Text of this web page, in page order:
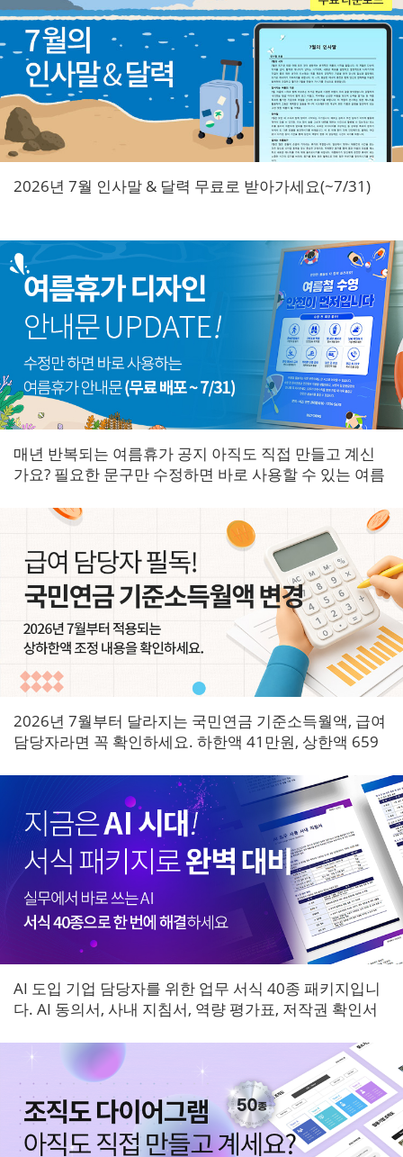
2026년 7월 인사말 & 달력 무료로 받아가세요(~7/31)
매년 반복되는 여름휴가 공지 아직도 직접 만들고 계신
가요? 필요한 문구만 수정하면 바로 사용할 수 있는 여름
2026년 7월부터 달라지는 국민연금 기준소득월액, 급여
담당자라면 꼭 확인하세요. 하한액 41만원, 상한액 659
AI 도입 기업 담당자를 위한 업무 서식 40종 패키지입니
다. AI 동의서, 사내 지침서, 역량 평가표, 저작권 확인서